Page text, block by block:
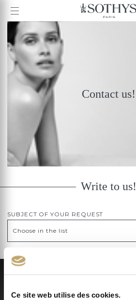
Ce site web utilise des cookies.
Contact us!
Write to us!
SUBJECT OF YOUR REQUEST